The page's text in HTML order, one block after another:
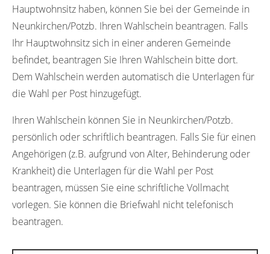
Hauptwohnsitz haben, können Sie bei der Gemeinde in
Neunkirchen/Potzb. Ihren Wahlschein beantragen. Falls
Ihr Hauptwohnsitz sich in einer anderen Gemeinde
befindet, beantragen Sie Ihren Wahlschein bitte dort.
Dem Wahlschein werden automatisch die Unterlagen für
die Wahl per Post hinzugefügt.
Ihren Wahlschein können Sie in Neunkirchen/Potzb.
persönlich oder schriftlich beantragen. Falls Sie für einen
Angehörigen (z.B. aufgrund von Alter, Behinderung oder
Krankheit) die Unterlagen für die Wahl per Post
beantragen, müssen Sie eine schriftliche Vollmacht
vorlegen. Sie können die Briefwahl nicht telefonisch
beantragen.